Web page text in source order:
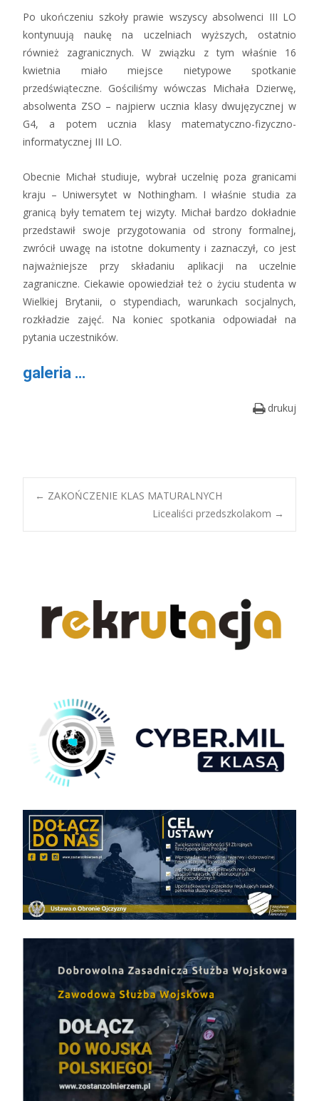
Po ukończeniu szkoły prawie wszyscy absolwenci III LO
kontynuują naukę na uczelniach wyższych, ostatnio
również zagranicznych. W związku z tym właśnie 16
kwietnia miało miejsce nietypowe spotkanie
przedświąteczne. Gościliśmy wówczas Michała Dzierwę,
absolwenta ZSO – najpierw ucznia klasy dwujęzycznej w
G4, a potem ucznia klasy matematyczno-fizyczno-
informatycznej III LO.
Obecnie Michał studiuje, wybrał uczelnię poza granicami
kraju – Uniwersytet w Nothingham. I właśnie studia za
granicą były tematem tej wizyty. Michał bardzo dokładnie
przedstawił swoje przygotowania od strony formalnej,
zwrócił uwagę na istotne dokumenty i zaznaczył, co jest
najważniejsze przy składaniu aplikacji na uczelnie
zagraniczne. Ciekawie opowiedział też o życiu studenta w
Wielkiej Brytanii, o stypendiach, warunkach socjalnych,
rozkładzie zajęć. Na koniec spotkania odpowiadał na
pytania uczestników.
galeria …
drukuj
Post
← ZAKOŃCZENIE KLAS MATURALNYCH
Licealiści przedszkolakom →